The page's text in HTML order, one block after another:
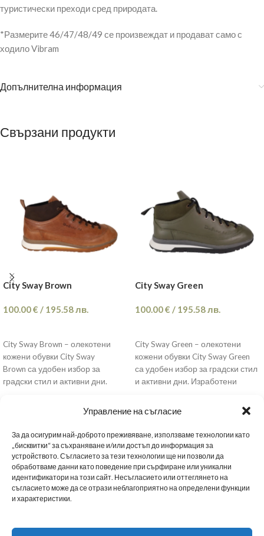
Управление на съгласие
За да осигурим най-доброто преживяване, използваме технологии като
„бисквитки“ за съхраняване и/или достъп до информация за
устройството. Съгласието за тези технологии ще ни позволи да
обработваме данни като поведение при сърфиране или уникални
идентификатори на този сайт. Несъгласието или оттеглянето на
съгласието може да се отрази неблагоприятно на определени функции
и характеристики.
туристически преходи сред природата.
*Размерите 46/47/48/49 се произвеждат и продават само с
ходило Vibram
Допълнителна информация
Свързани продукти
City Sway Brown
100.00€ / 195.58лв.
City Sway Brown – олекотени
кожени обувки City Sway
Brown са удобен избор за
градски стил и активни дни.
City Sway Green
100.00€ / 195.58лв.
City Sway Green – олекотени
кожени обувки City Sway Green
са удобен избор за градски стил
и активни дни. Изработени
МЪЖКИ ОБУВКИДАМСКИ ОБУВКИМАРАТОНКИЗА НАСНОВИНИ
ТАБЛИЦА С РАЗМЕРИПОЛИТИКА ЗА ПОВЕРИТЕЛНОСТ
BG